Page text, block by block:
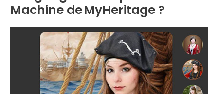
Machine de MyHeritage ?